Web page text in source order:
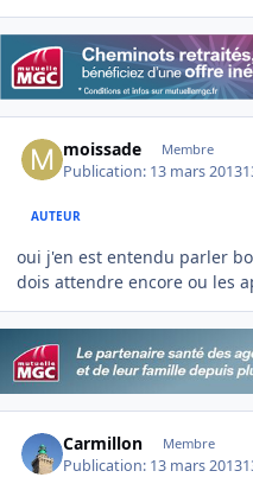
moissade Membre
Publication: 13 mars 2013
AUTEUR
oui j'en est entendu parler
dois attendre encore ou les
Carmillon Membre
Publication: 13 mars 2013